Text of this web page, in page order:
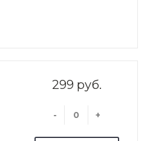
299 руб.
- +